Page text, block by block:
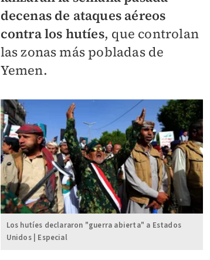
decenas de ataques aéreos
contra los hutíes, que controlan
las zonas más pobladas de
Yemen.
Los hutíes declararon "guerra abierta" a Estados
Unidos | Especial